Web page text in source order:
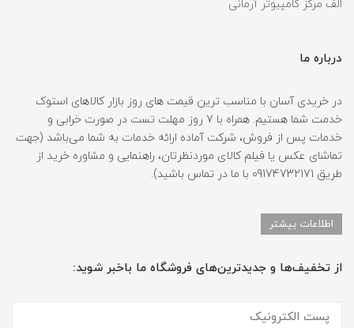
الف مرکز کامپیوتر آرمانی
درباره ما
در خریدی آسان با مناسب ترین قیمت های روز بازار کالاهای استوک
خدمت شما هستیم. همراه با 7 روز مهلت تست در صورت خرابی و
خدمات پس از فروش، شرکت آماده ارائه خدمات به شما می‌باشد (جهت
تماشای عکس یا فیلم کالای موردنظرتان، راهنمایی و مشاوره خرید از
طریق 09174732171 با ما در تماس باشید).
اطلاعات بیشتر
از تخفیف‌ها و جدیدترین‌های فروشگاه ما باخبر شوید: